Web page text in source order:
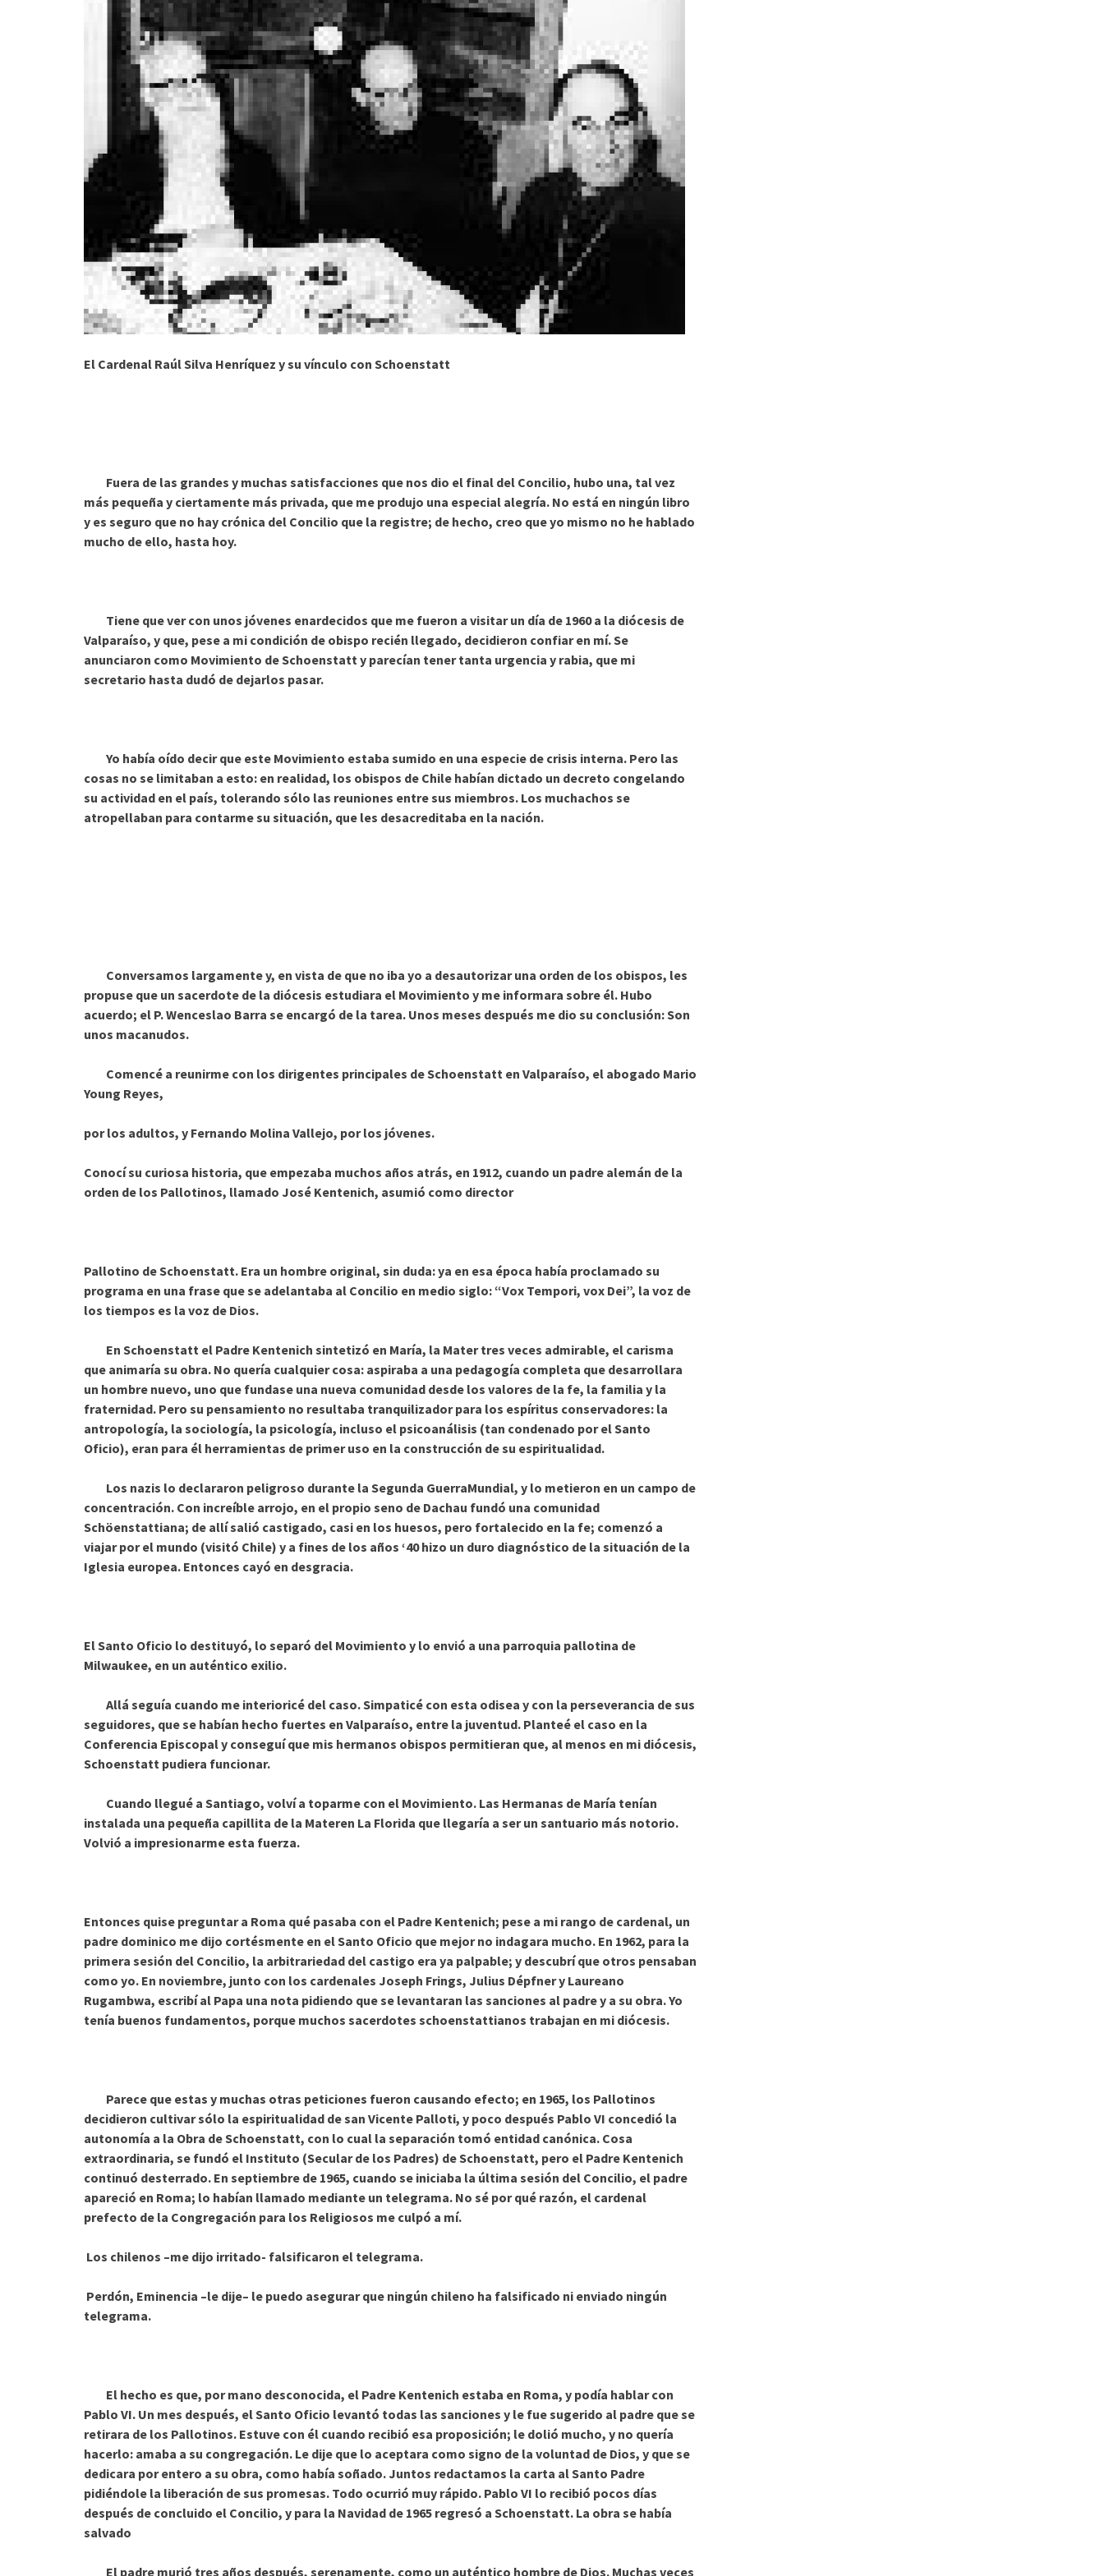
El Cardenal Raúl Silva Henríquez y su vínculo con Schoenstatt
Fuera de las grandes y muchas satisfacciones que nos dio el final del Concilio, hubo una, tal vez
más pequeña y ciertamente más privada, que me produjo una especial alegría. No está en ningún libro
y es seguro que no hay crónica del Concilio que la registre; de hecho, creo que yo mismo no he hablado
mucho de ello, hasta hoy.
Tiene que ver con unos jóvenes enardecidos que me fueron a visitar un día de 1960 a la diócesis de
Valparaíso, y que, pese a mi condición de obispo recién llegado, decidieron confiar en mí. Se
anunciaron como Movimiento de Schoenstatt y parecían tener tanta urgencia y rabia, que mi
secretario hasta dudó de dejarlos pasar.
Yo había oído decir que este Movimiento estaba sumido en una especie de crisis interna. Pero las
cosas no se limitaban a esto: en realidad, los obispos de Chile habían dictado un decreto congelando
su actividad en el país, tolerando sólo las reuniones entre sus miembros. Los muchachos se
atropellaban para contarme su situación, que les desacreditaba en la nación.
Conversamos largamente y, en vista de que no iba yo a desautorizar una orden de los obispos, les
propuse que un sacerdote de la diócesis estudiara el Movimiento y me informara sobre él. Hubo
acuerdo; el P. Wenceslao Barra se encargó de la tarea. Unos meses después me dio su conclusión: Son
unos macanudos.
Comencé a reunirme con los dirigentes principales de Schoenstatt en Valparaíso, el abogado Mario
Young Reyes,
por los adultos, y Fernando Molina Vallejo, por los jóvenes.
Conocí su curiosa historia, que empezaba muchos años atrás, en 1912, cuando un padre alemán de la
orden de los Pallotinos, llamado José Kentenich, asumió como director
Pallotino de Schoenstatt. Era un hombre original, sin duda: ya en esa época había proclamado su
programa en una frase que se adelantaba al Concilio en medio siglo: “Vox Tempori, vox Dei”, la voz de
los tiempos es la voz de Dios.
En Schoenstatt el Padre Kentenich sintetizó en María, la Mater tres veces admirable, el carisma
que animaría su obra. No quería cualquier cosa: aspiraba a una pedagogía completa que desarrollara
un hombre nuevo, uno que fundase una nueva comunidad desde los valores de la fe, la familia y la
fraternidad. Pero su pensamiento no resultaba tranquilizador para los espíritus conservadores: la
antropología, la sociología, la psicología, incluso el psicoanálisis (tan condenado por el Santo
Oficio), eran para él herramientas de primer uso en la construcción de su espiritualidad.
Los nazis lo declararon peligroso durante la Segunda GuerraMundial, y lo metieron en un campo de
concentración. Con increíble arrojo, en el propio seno de Dachau fundó una comunidad
Schöenstattiana; de allí salió castigado, casi en los huesos, pero fortalecido en la fe; comenzó a
viajar por el mundo (visitó Chile) y a fines de los años ‘40 hizo un duro diagnóstico de la situación de la
Iglesia europea. Entonces cayó en desgracia.
El Santo Oficio lo destituyó, lo separó del Movimiento y lo envió a una parroquia pallotina de
Milwaukee, en un auténtico exilio.
Allá seguía cuando me interioricé del caso. Simpaticé con esta odisea y con la perseverancia de sus
seguidores, que se habían hecho fuertes en Valparaíso, entre la juventud. Planteé el caso en la
Conferencia Episcopal y conseguí que mis hermanos obispos permitieran que, al menos en mi diócesis,
Schoenstatt pudiera funcionar.
Cuando llegué a Santiago, volví a toparme con el Movimiento. Las Hermanas de María tenían
instalada una pequeña capillita de la Materen La Florida que llegaría a ser un santuario más notorio.
Volvió a impresionarme esta fuerza.
Entonces quise preguntar a Roma qué pasaba con el Padre Kentenich; pese a mi rango de cardenal, un
padre dominico me dijo cortésmente en el Santo Oficio que mejor no indagara mucho. En 1962, para la
primera sesión del Concilio, la arbitrariedad del castigo era ya palpable; y descubrí que otros pensaban
como yo. En noviembre, junto con los cardenales Joseph Frings, Julius Dépfner y Laureano
Rugambwa, escribí al Papa una nota pidiendo que se levantaran las sanciones al padre y a su obra. Yo
tenía buenos fundamentos, porque muchos sacerdotes schoenstattianos trabajan en mi diócesis.
Parece que estas y muchas otras peticiones fueron causando efecto; en 1965, los Pallotinos
decidieron cultivar sólo la espiritualidad de san Vicente Palloti, y poco después Pablo VI concedió la
autonomía a la Obra de Schoenstatt, con lo cual la separación tomó entidad canónica. Cosa
extraordinaria, se fundó el Instituto (Secular de los Padres) de Schoenstatt, pero el Padre Kentenich
continuó desterrado. En septiembre de 1965, cuando se iniciaba la última sesión del Concilio, el padre
apareció en Roma; lo habían llamado mediante un telegrama. No sé por qué razón, el cardenal
prefecto de la Congregación para los Religiosos me culpó a mí.
Los chilenos –me dijo irritado- falsificaron el telegrama.
Perdón, Eminencia –le dije– le puedo asegurar que ningún chileno ha falsificado ni enviado ningún
telegrama.
El hecho es que, por mano desconocida, el Padre Kentenich estaba en Roma, y podía hablar con
Pablo VI. Un mes después, el Santo Oficio levantó todas las sanciones y le fue sugerido al padre que se
retirara de los Pallotinos. Estuve con él cuando recibió esa proposición; le dolió mucho, y no quería
hacerlo: amaba a su congregación. Le dije que lo aceptara como signo de la voluntad de Dios, y que se
dedicara por entero a su obra, como había soñado. Juntos redactamos la carta al Santo Padre
pidiéndole la liberación de sus promesas. Todo ocurrió muy rápido. Pablo VI lo recibió pocos días
después de concluido el Concilio, y para la Navidad de 1965 regresó a Schoenstatt. La obra se había
salvado
El padre murió tres años después, serenamente, como un auténtico hombre de Dios. Muchas veces